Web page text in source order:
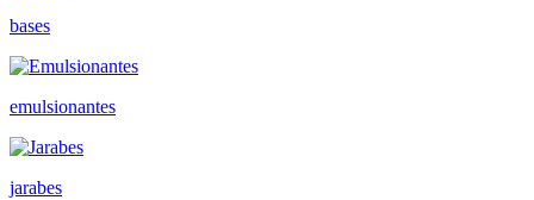
bases
emulsionantes
jarabes